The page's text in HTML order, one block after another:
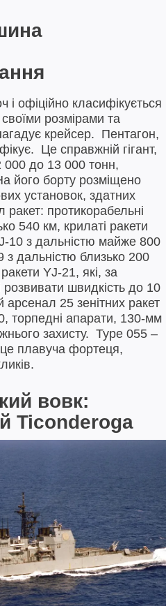
і офіційно класифікується
розмірами та
крейсер. Пентагон,
Це справжній гігант,
000 до 13 000 тонн,
його борту розміщено
установок, здатних
ракет: протикорабельні
540 км, крилаті ракети
10 з дальністю майже 800
з дальністю близько 200
YJ-21, які, за
швидкість до 10
25 зенітних ракет
торпедні апарати, 130-мм
захисту. Type 055 –
плавуча фортеця,
вовк:
Ticonderoga